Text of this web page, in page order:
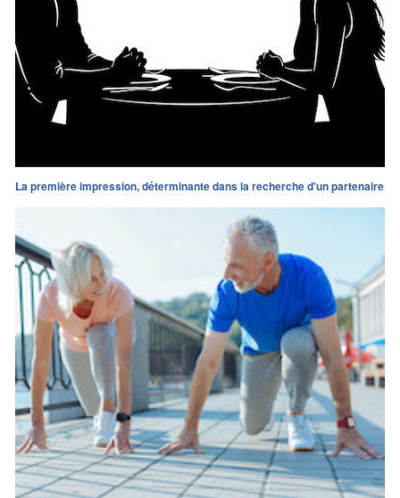
La première impression, déterminante dans la recherche d'un partenaire